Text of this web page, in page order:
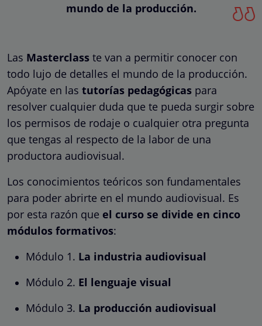
mundo de la producción.
Las Masterclass te van a permitir conocer con
todo lujo de detalles el mundo de la producción.
Apóyate en las tutorías pedagógicas para
resolver cualquier duda que te pueda surgir sobre
los permisos de rodaje o cualquier otra pregunta
que tengas al respecto de la labor de una
productora audiovisual.
Los conocimientos teóricos son fundamentales
para poder abrirte en el mundo audiovisual. Es
por esta razón que el curso se divide en cinco
módulos formativos:
Módulo 1. La industria audiovisual
Módulo 2. El lenguaje visual
Módulo 3. La producción audiovisual